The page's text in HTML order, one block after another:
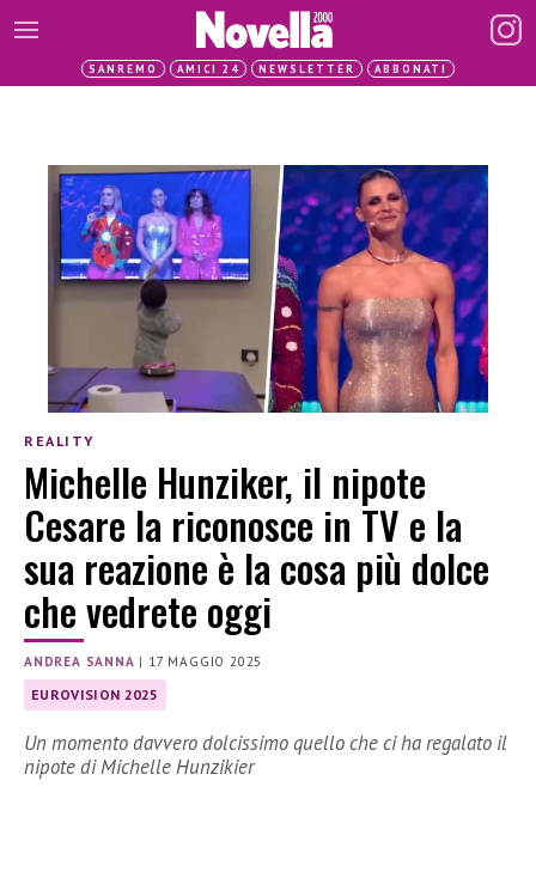
SANREMO AMICI 24 NEWSLETTER ABBONATI
REALITY
Michelle Hunziker, il nipote
Cesare la riconosce in TV e la
sua reazione è la cosa più dolce
che vedrete oggi
ANDREA SANNA | 17 MAGGIO 2025
EUROVISION 2025
Un momento davvero dolcissimo quello che ci ha regalato il
nipote di Michelle Hunzikier